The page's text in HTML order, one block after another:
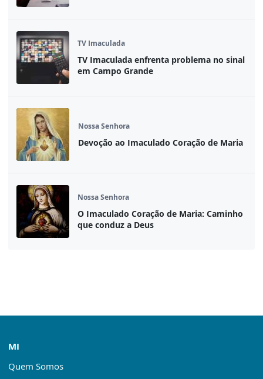
TV Imaculada
TV Imaculada enfrenta problema no sinal
em Campo Grande
Nossa Senhora
Devoção ao Imaculado Coração de Maria
Nossa Senhora
O Imaculado Coração de Maria: Caminho
que conduz a Deus
MI
Quem Somos